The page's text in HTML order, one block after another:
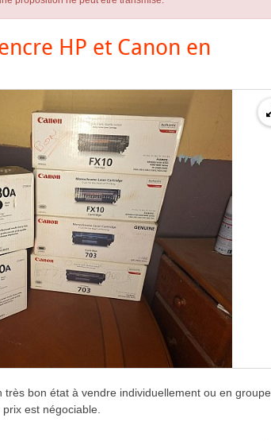
HP et Canon en
bon état à vendre individuellement ou en groupe.
est négociable.